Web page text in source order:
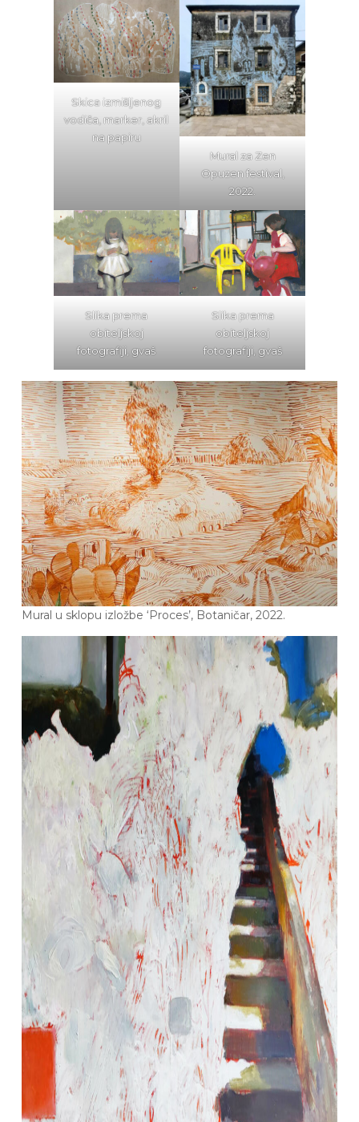
Skica izmišljenog
vodiča, marker, akril
na papiru
Mural za Zen
Opuzen festival,
2022.
Slika prema
obiteljskoj
fotografiji, gvaš
Slika prema
obiteljskoj
fotografiji, gvaš
Mural u sklopu izložbe ‘Proces’, Botaničar, 2022.